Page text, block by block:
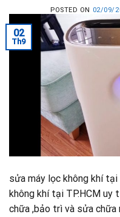
POSTED ON 02/09/
02
Th9
sửa máy lọc không khí tại
không khí tại TP.HCM uy
chữa ,bảo trì và sửa